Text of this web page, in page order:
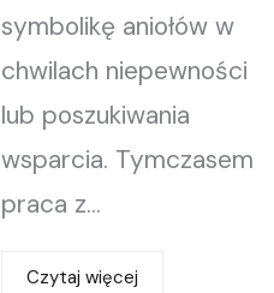
symbolikę aniołów w
chwilach niepewności
lub poszukiwania
wsparcia. Tymczasem
praca z...
Czytaj więcej